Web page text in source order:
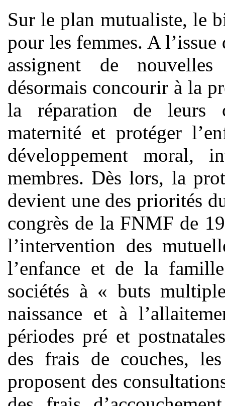
Sur le plan mutualiste, le
pour les femmes. A
assignent de
désormais concourir à la
la réparation de leurs
maternité et protéger
développement moral,
membres. Dès lors, la
devient une des priorités
congrès de la FNMF de
l’intervention des
l’enfance et de la
sociétés à « buts
naissance et à
périodes pré et
des frais de couches,
proposent des